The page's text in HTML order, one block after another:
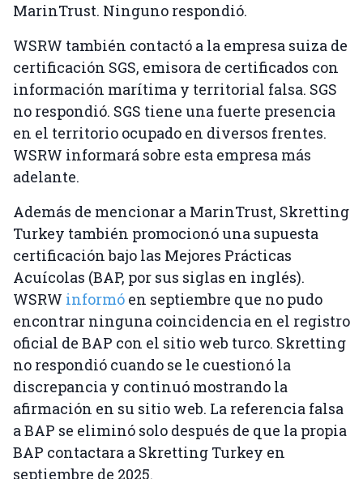
MarinTrust. Ninguno respondió.
WSRW también contactó a la empresa suiza de
certificación SGS, emisora ​​de certificados con
información marítima y territorial falsa. SGS
no respondió. SGS tiene una fuerte presencia
en el territorio ocupado en diversos frentes.
WSRW informará sobre esta empresa más
adelante.
Además de mencionar a MarinTrust, Skretting
Turkey también promocionó una supuesta
certificación bajo las Mejores Prácticas
Acuícolas (BAP, por sus siglas en inglés).
WSRW informó en septiembre que no pudo
encontrar ninguna coincidencia en el registro
oficial de BAP con el sitio web turco. Skretting
no respondió cuando se le cuestionó la
discrepancia y continuó mostrando la
afirmación en su sitio web. La referencia falsa
a BAP se eliminó solo después de que la propia
BAP contactara a Skretting Turkey en
septiembre de 2025.